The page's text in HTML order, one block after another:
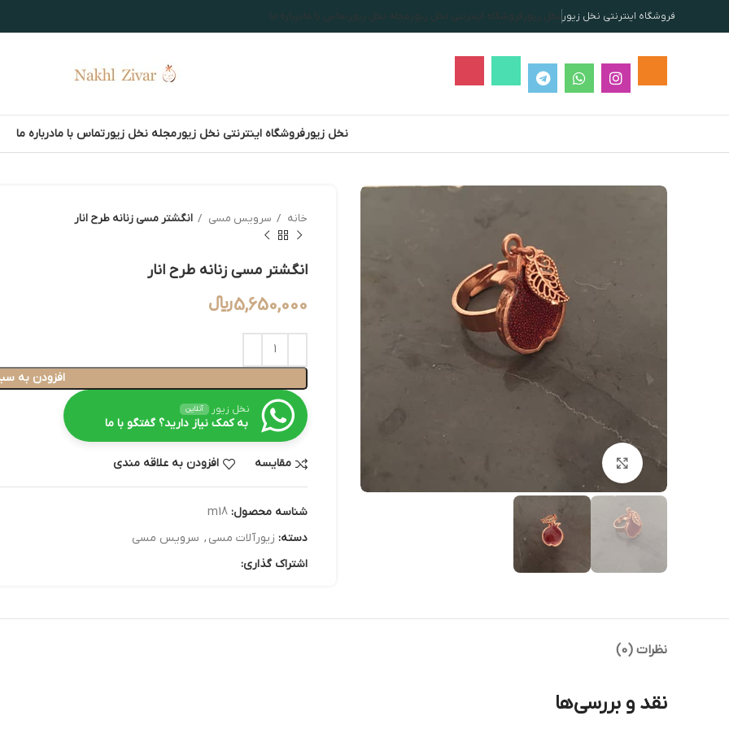
فروشگاه اینترنتی نخل زیور نخل زیور فروشگاه اینترنتی نخل زیور مجله نخل زیور تماس با مادرباره ما
نخل زیورفروشگاه اینترنتی نخل زیورمجله نخل زیورتماس با مادرباره ما
خانه سرویس مسی انگشتر مسی زنانه طرح انار
انگشتر مسی زنانه طرح انار
5,650,000﷼
افزودن به
نخل زیور آنلاین
به کمک نیاز دارید؟ گفتگو با ما
مقایسه افزودن به علاقه مندی
شناسه محصول:m18
دسته: زیورآلات مسی , سرویس مسی
اشتراک گذاری:
نظرات (0)
نقد و بررسی‌ها